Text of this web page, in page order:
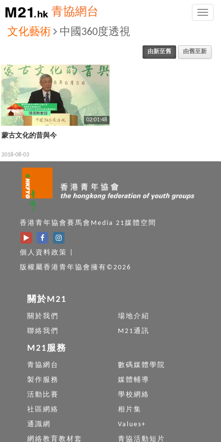
Toggle
青協網台
文化藝術 中國360度透視
由新至舊 由舊至新
02:01:48
蒙古文化的昔與今
2018-08-03
香港青年協會賽馬會Media 21媒體空間
個人資料政策
版權屬香港青年協會擁有©2026
關於M21
關於我們
場地介紹
聯絡我們
M21通訊
M21服務
青協網台
數碼媒體學院
製作服務
媒體輔導
活動比賽
學校網絡
社區網絡
相片集
通識網
Values+
網絡教育教材套
青協活動短片